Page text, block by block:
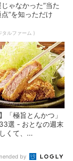
ゃなかった”当た
”を知っただけ
タルファーム )
「極旨とんかつ」
選 - おとなの週末
くて、...
by